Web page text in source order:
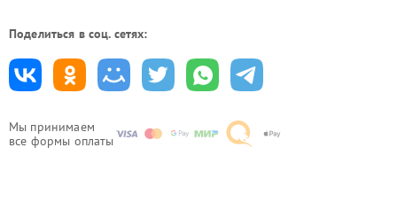
Мы принимаем
все формы оплаты
Поделиться в соц. сетях: